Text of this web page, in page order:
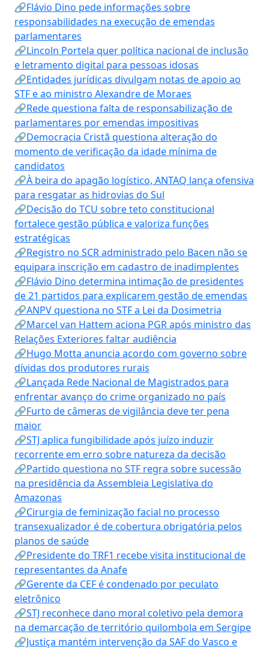
🔗Flávio Dino pede informações sobre
responsabilidades na execução de emendas
parlamentares
🔗Lincoln Portela quer política nacional de inclusão
e letramento digital para pessoas idosas
🔗Entidades jurídicas divulgam notas de apoio ao
STF e ao ministro Alexandre de Moraes
🔗Rede questiona falta de responsabilização de
parlamentares por emendas impositivas
🔗Democracia Cristã questiona alteração do
momento de verificação da idade mínima de
candidatos
🔗À beira do apagão logístico, ANTAQ lança ofensiva
para resgatar as hidrovias do Sul
🔗Decisão do TCU sobre teto constitucional
fortalece gestão pública e valoriza funções
estratégicas
🔗Registro no SCR administrado pelo Bacen não se
equipara inscrição em cadastro de inadimplentes
🔗Flávio Dino determina intimação de presidentes
de 21 partidos para explicarem gestão de emendas
🔗ANPV questiona no STF a Lei da Dosimetria
🔗Marcel van Hattem aciona PGR após ministro das
Relações Exteriores faltar audiência
🔗Hugo Motta anuncia acordo com governo sobre
dívidas dos produtores rurais
🔗Lançada Rede Nacional de Magistrados para
enfrentar avanço do crime organizado no país
🔗Furto de câmeras de vigilância deve ter pena
maior
🔗STJ aplica fungibilidade após juízo induzir
recorrente em erro sobre natureza da decisão
🔗Partido questiona no STF regra sobre sucessão
na presidência da Assembleia Legislativa do
Amazonas
🔗Cirurgia de feminização facial no processo
transexualizador é de cobertura obrigatória pelos
planos de saúde
🔗Presidente do TRF1 recebe visita institucional de
representantes da Anafe
🔗Gerente da CEF é condenado por peculato
eletrônico
🔗STJ reconhece dano moral coletivo pela demora
na demarcação de território quilombola em Sergipe
🔗Justiça mantém intervenção da SAF do Vasco e